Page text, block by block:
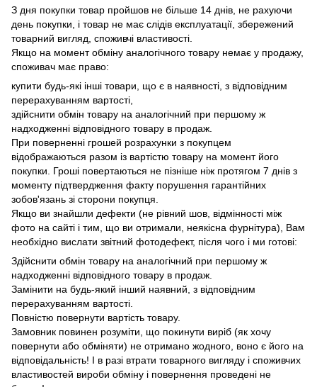
З дня покупки товар пройшов не більше 14 днів, не рахуючи
день покупки, і товар не має слідів експлуатації, збережений
товарний вигляд, споживчі властивості.
Якщо на момент обміну аналогічного товару немає у продажу,
споживач має право:
купити будь-які інші товари, що є в наявності, з відповідним
перерахуванням вартості,
здійснити обмін товару на аналогічний при першому ж
надходженні відповідного товару в продаж.
При поверненні грошей розрахунки з покупцем
відображаються разом із вартістю товару на момент його
покупки. Гроші повертаються не пізніше ніж протягом 7 днів з
моменту підтвердження факту порушення гарантійних
зобов'язань зі сторони покупця.
Якщо ви знайшли дефекти (не рівний шов, відмінності між
фото на сайті і тим, що ви отримали, неякісна фурнітура), Вам
необхідно вислати звітний фотодефект, після чого і ми готові:
Здійснити обмін товару на аналогічний при першому ж
надходженні відповідного товару в продаж.
Замінити на будь-який інший наявний, з відповідним
перерахуванням вартості.
Повністю повернути вартість товару.
Замовник повинен розуміти, що покинути виріб (як хочу
повернути або обміняти) не отримано жодного, воно є його на
відповідальність! І в разі втрати товарного вигляду і споживчих
властивостей вироби обміну і повернення проведені не